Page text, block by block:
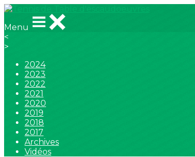
Menu
<
>
2024
2023
2022
2021
2020
2019
2018
2017
Archives
Vidéos